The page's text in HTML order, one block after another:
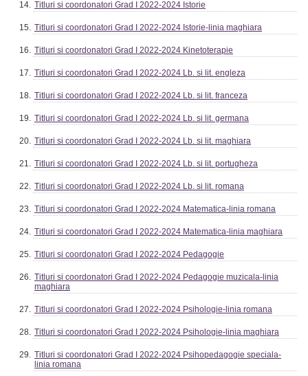
Titluri si coordonatori Grad I 2022-2024 Istorie
Titluri si coordonatori Grad I 2022-2024 Istorie-linia maghiara
Titluri si coordonatori Grad I 2022-2024 Kinetoterapie
Titluri si coordonatori Grad I 2022-2024 Lb. si lit. engleza
Titluri si coordonatori Grad I 2022-2024 Lb. si lit. franceza
Titluri si coordonatori Grad I 2022-2024 Lb. si lit. germana
Titluri si coordonatori Grad I 2022-2024 Lb. si lit. maghiara
Titluri si coordonatori Grad I 2022-2024 Lb. si lit. portugheza
Titluri si coordonatori Grad I 2022-2024 Lb. si lit. romana
Titluri si coordonatori Grad I 2022-2024 Matematica-linia romana
Titluri si coordonatori Grad I 2022-2024 Matematica-linia maghiara
Titluri si coordonatori Grad I 2022-2024 Pedagogie
Titluri si coordonatori Grad I 2022-2024 Pedagogie muzicala-linia
maghiara
Titluri si coordonatori Grad I 2022-2024 Psihologie-linia romana
Titluri si coordonatori Grad I 2022-2024 Psihologie-linia maghiara
Titluri si coordonatori Grad I 2022-2024 Psihopedagogie speciala-
linia romana